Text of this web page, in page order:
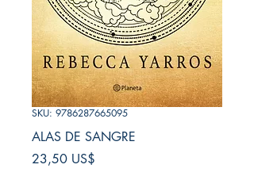
SKU: 9786287665095
ALAS DE SANGRE
23,50 US$